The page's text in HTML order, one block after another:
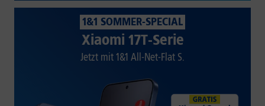
1&1 SOMMER-SPECIAL
Xiaomi 17T-Serie
Jetzt mit 1&1 All-Net-Flat S.